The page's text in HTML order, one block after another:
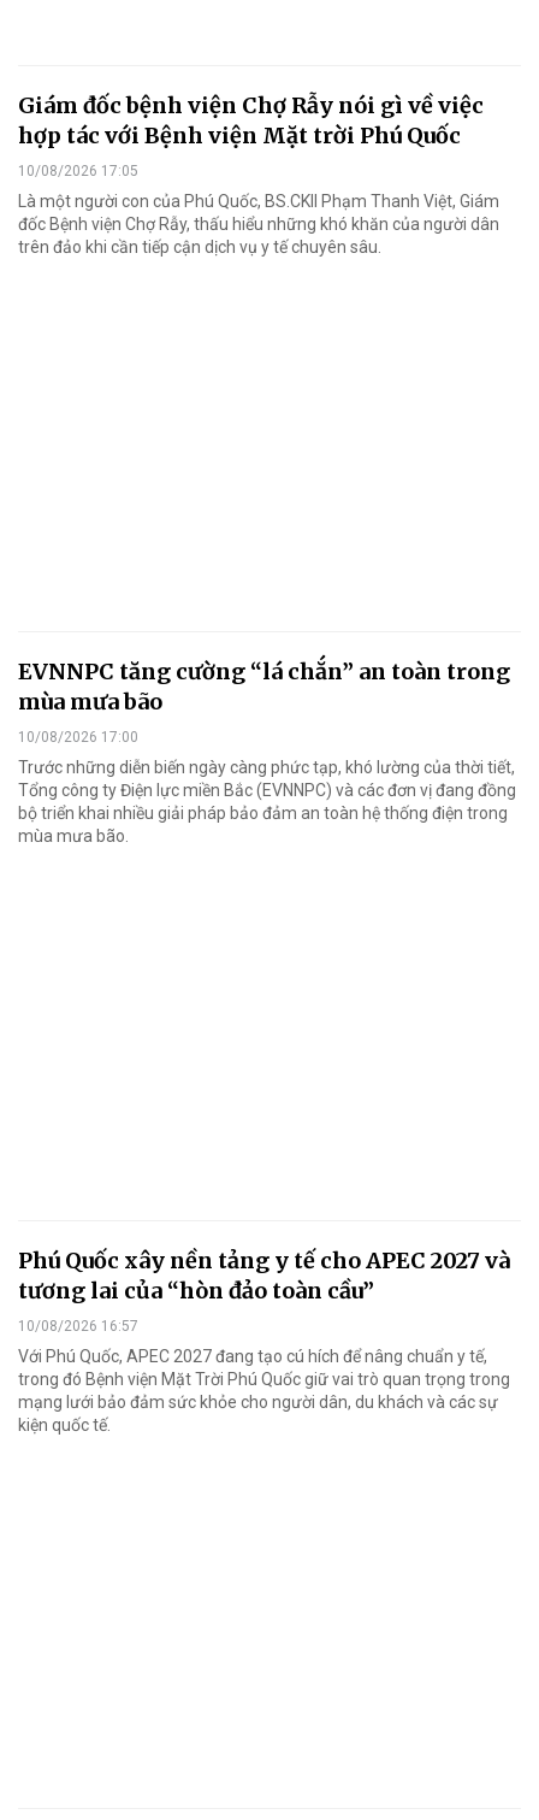
Giám đốc bệnh viện Chợ Rẫy nói gì về việc
hợp tác với Bệnh viện Mặt trời Phú Quốc
10/08/2026 17:05
Là một người con của Phú Quốc, BS.CKII Phạm Thanh Việt, Giám
đốc Bệnh viện Chợ Rẫy, thấu hiểu những khó khăn của người dân
trên đảo khi cần tiếp cận dịch vụ y tế chuyên sâu.
EVNNPC tăng cường “lá chắn” an toàn trong
mùa mưa bão
10/08/2026 17:00
Trước những diễn biến ngày càng phức tạp, khó lường của thời tiết,
Tổng công ty Điện lực miền Bắc (EVNNPC) và các đơn vị đang đồng
bộ triển khai nhiều giải pháp bảo đảm an toàn hệ thống điện trong
mùa mưa bão.
Phú Quốc xây nền tảng y tế cho APEC 2027 và
tương lai của “hòn đảo toàn cầu”
10/08/2026 16:57
Với Phú Quốc, APEC 2027 đang tạo cú hích để nâng chuẩn y tế,
trong đó Bệnh viện Mặt Trời Phú Quốc giữ vai trò quan trọng trong
mạng lưới bảo đảm sức khỏe cho người dân, du khách và các sự
kiện quốc tế.